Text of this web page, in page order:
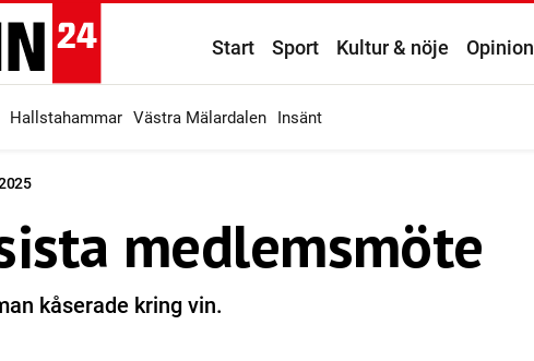
Start Sport Kultur & nöje Opinion
Hallstahammar Västra Mälardalen Insänt
medlemsmöte
kåserade kring vin.